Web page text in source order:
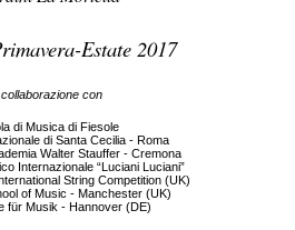
Estate 2017
con
di Musica di Fiesole
di Santa Cecilia - Roma
Walter Stauffer - Cremona
Internazionale “Luciani Luciani”
String Competition (UK)
of Music - Manchester (UK)
für Musik - Hannover (DE)